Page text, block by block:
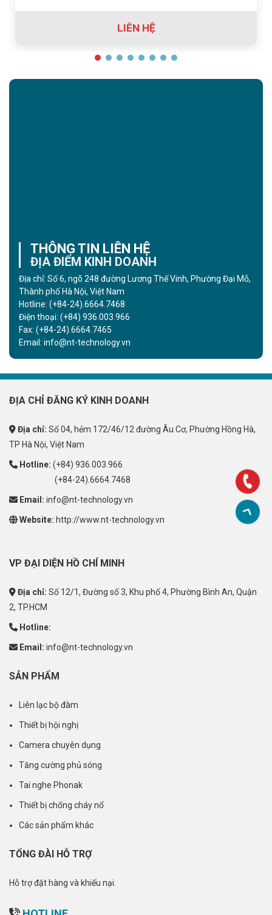
LIÊN HỆ
THÔNG TIN LIÊN HỆ
ĐỊA ĐIỂM KINH DOANH
Địa chỉ: Số 6, ngõ 248 đường Lương Thế Vinh, Phường Đại Mỗ,
Thành phố Hà Nội, Việt Nam
Hotline: (+84-24).6664.7468
Điện thoại: (+84) 936.003.966
Fax: (+84-24).6664.7465
Email: info@nt-technology.vn
ĐỊA CHỈ ĐĂNG KÝ KINH DOANH
Địa chỉ: Số 04, hẻm 172/46/12 đường Âu Cơ, Phường Hồng Hà,
TP Hà Nội, Việt Nam
Hotline: (+84) 936.003.966
(+84-24).6664.7468
Email: info@nt-technology.vn
Website: http://www.nt-technology.vn
VP ĐẠI DIỆN HỒ CHÍ MINH
Địa chỉ: Số 12/1, Đường số 3, Khu phố 4, Phường Bình An, Quận
2, TP.HCM
Hotline:
Email: info@nt-technology.vn
SẢN PHẨM
Liên lạc bộ đàm
Thiết bị hội nghị
Camera chuyên dụng
Tăng cường phủ sóng
Tai nghe Phonak
Thiết bị chống cháy nổ
Các sản phẩm khác
TỔNG ĐÀI HỖ TRỢ
Hỗ trợ đặt hàng và khiếu nại.